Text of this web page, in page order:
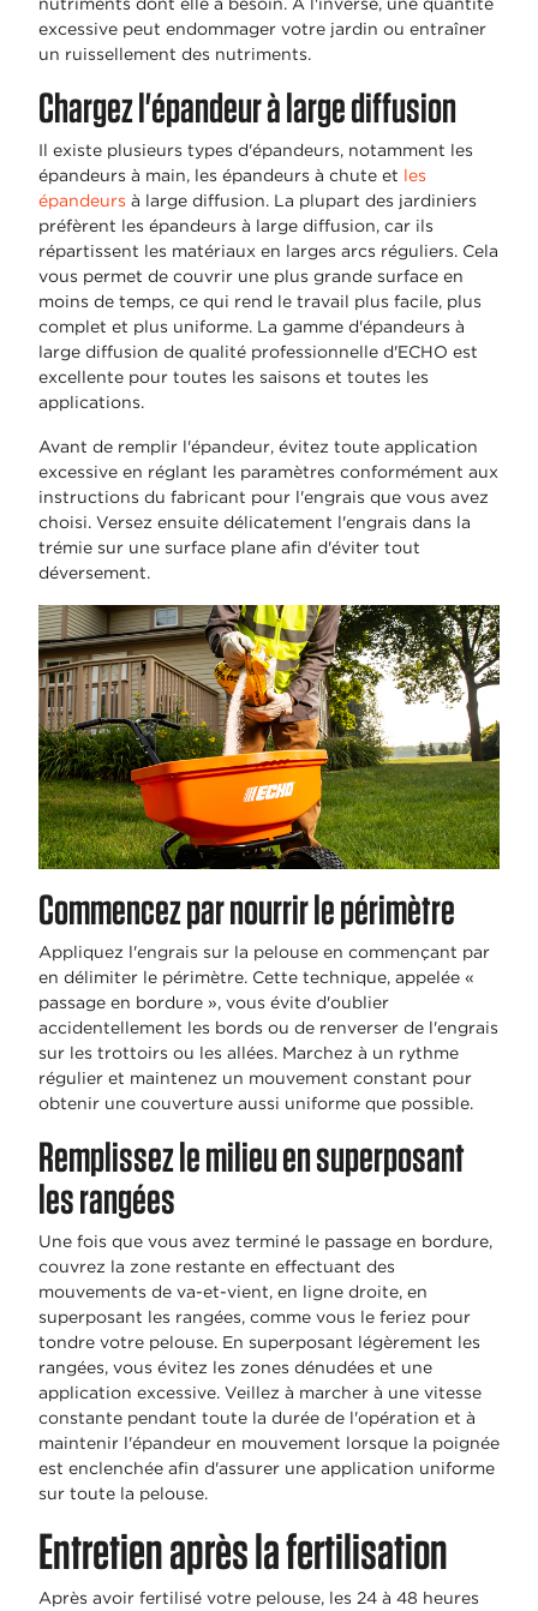
nutriments dont elle a besoin. À l'inverse, une quantité
excessive peut endommager votre jardin ou entraîner
un ruissellement des nutriments.
Chargez l'épandeur à large diffusion
Il existe plusieurs types d'épandeurs, notamment les
épandeurs à main, les épandeurs à chute et les
épandeurs à large diffusion. La plupart des jardiniers
préfèrent les épandeurs à large diffusion, car ils
répartissent les matériaux en larges arcs réguliers. Cela
vous permet de couvrir une plus grande surface en
moins de temps, ce qui rend le travail plus facile, plus
complet et plus uniforme. La gamme d'épandeurs à
large diffusion de qualité professionnelle d'ECHO est
excellente pour toutes les saisons et toutes les
applications.
Avant de remplir l'épandeur, évitez toute application
excessive en réglant les paramètres conformément aux
instructions du fabricant pour l'engrais que vous avez
choisi. Versez ensuite délicatement l'engrais dans la
trémie sur une surface plane afin d'éviter tout
déversement.
Commencez par nourrir le périmètre
Appliquez l'engrais sur la pelouse en commençant par
en délimiter le périmètre. Cette technique, appelée «
passage en bordure », vous évite d'oublier
accidentellement les bords ou de renverser de l'engrais
sur les trottoirs ou les allées. Marchez à un rythme
régulier et maintenez un mouvement constant pour
obtenir une couverture aussi uniforme que possible.
Remplissez le milieu en superposant
les rangées
Une fois que vous avez terminé le passage en bordure,
couvrez la zone restante en effectuant des
mouvements de va-et-vient, en ligne droite, en
superposant les rangées, comme vous le feriez pour
tondre votre pelouse. En superposant légèrement les
rangées, vous évitez les zones dénudées et une
application excessive. Veillez à marcher à une vitesse
constante pendant toute la durée de l'opération et à
maintenir l'épandeur en mouvement lorsque la poignée
est enclenchée afin d'assurer une application uniforme
sur toute la pelouse.
Entretien après la fertilisation
Après avoir fertilisé votre pelouse, les 24 à 48 heures